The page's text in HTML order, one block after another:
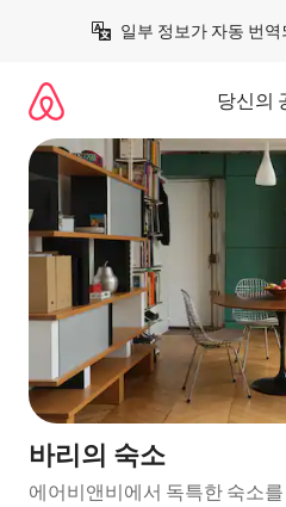
일부 정보가 자동 번
당신의
바리의 숙소
에어비앤비에서 독특한 숙소